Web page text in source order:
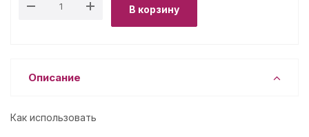
В корзину
Описание
Как использовать